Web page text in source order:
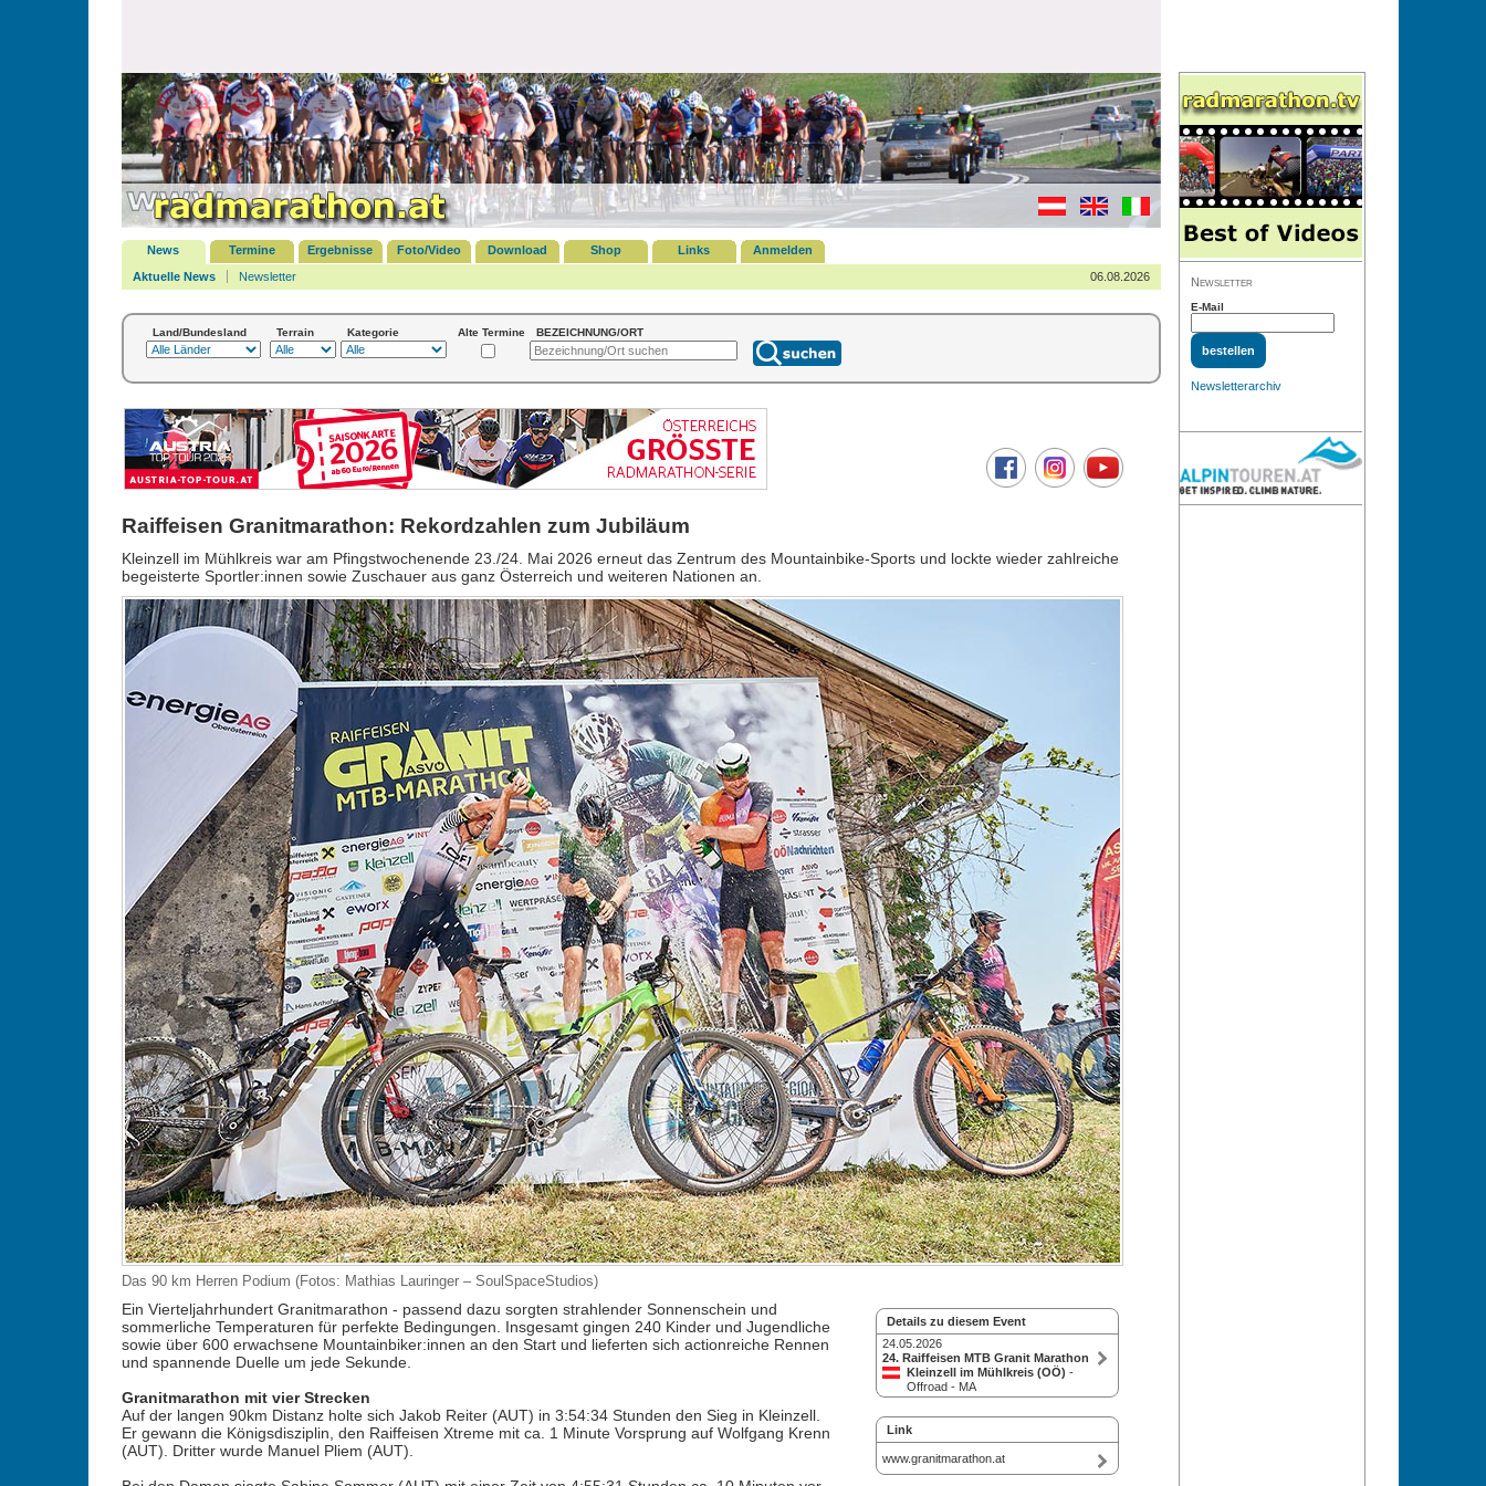
News Termine Ergebnisse Foto/Video Download Shop Links
Anmelden
Aktuelle News
Newsletter 06.08.2026
Land/Bundesland Terrain Kategorie Alte Termine BEZEICHNUNG/ORT
Raiffeisen Granitmarathon: Rekordzahlen zum Jubiläum
Kleinzell im Mühlkreis war am Pfingstwochenende 23./24. Mai 2026 erneut das Zentrum des Mountainbike-Sports und lockte wieder zahlreiche
begeisterte Sportler:innen sowie Zuschauer aus ganz Österreich und weiteren Nationen an.
Das 90 km Herren Podium (Fotos: Mathias Lauringer – SoulSpaceStudios)
Details zu diesem Event
24.05.2026
24. Raiffeisen MTB Granit Marathon
Kleinzell im Mühlkreis (OÖ) -
Offroad - MA
Link
www.granitmarathon.at
Ein Vierteljahrhundert Granitmarathon - passend dazu sorgten strahlender Sonnenschein und
sommerliche Temperaturen für perfekte Bedingungen. Insgesamt gingen 240 Kinder und Jugendliche
sowie über 600 erwachsene Mountainbiker:innen an den Start und lieferten sich actionreiche Rennen
und spannende Duelle um jede Sekunde.
Granitmarathon mit vier Strecken
Auf der langen 90km Distanz holte sich Jakob Reiter (AUT) in 3:54:34 Stunden den Sieg in Kleinzell.
Er gewann die Königsdisziplin, den Raiffeisen Xtreme mit ca. 1 Minute Vorsprung auf Wolfgang Krenn
(AUT). Dritter wurde Manuel Pliem (AUT).
Newsletter
E-Mail
Newsletterarchiv